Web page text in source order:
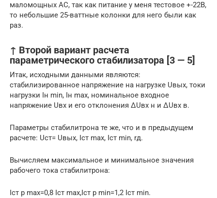
маломощных АС, так как питание у меня тестовое +-22В,
то небольшие 25-ваттные колонки для него были как
раз.
↑ Второй вариант расчета
параметрического стабилизатора [3 — 5]
Итак, исходными данными являются:
стабилизированное напряжение на нагрузке Uвых, токи
нагрузки Iн min, Iн max, номинальное входное
напряжение Uвх и его отклонения ΔUвх н и ΔUвх в.
Параметры стабилитрона те же, что и в предыдущем
расчете: Uст= Uвых, Iст max, Iст min, rд.
Вычисляем максимальное и минимальное значения
рабочего тока стабилитрона:
Iст р max=0,8 Iст max,Iст р min=1,2 Iст min.